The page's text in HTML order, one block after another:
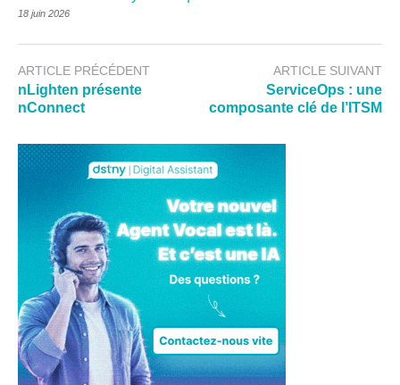
18 juin 2026
ARTICLE PRÉCÉDENT
nLighten présente
nConnect
ARTICLE SUIVANT
ServiceOps : une
composante clé de l’ITSM